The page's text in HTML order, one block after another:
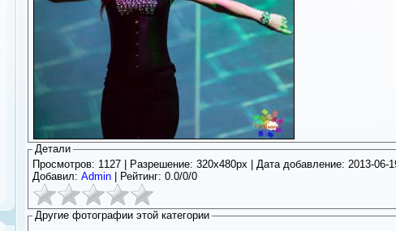
Детали
Просмотров: 1127 | Разрешение: 320x480px | Дата добавление: 2013-06-
Добавил: Admin Рейтинг: 0.0/0/0
Другие фотографии этой категории